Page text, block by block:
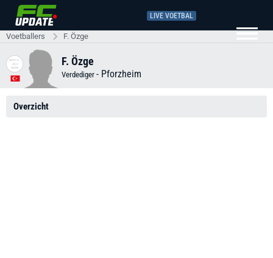
LIVE VOETBAL
Voetballers F. Özge
F. Özge
Verdediger - Pforzheim
Overzicht